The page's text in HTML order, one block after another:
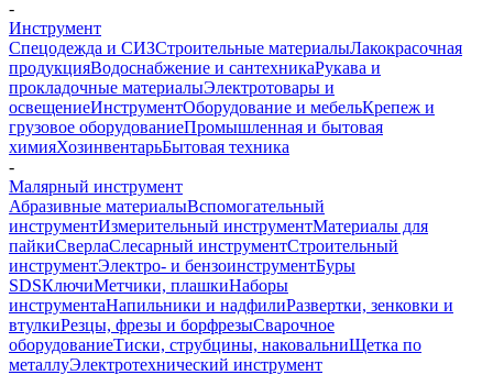
-
Инструмент
Спецодежда и СИЗСтроительные материалыЛакокрасочная
продукцияВодоснабжение и сантехникаРукава и
прокладочные материалыЭлектротовары и
освещениеИнструментОборудование и мебельКрепеж и
грузовое оборудованиеПромышленная и бытовая
химияХозинвентарьБытовая техника
-
Малярный инструмент
Абразивные материалыВспомогательный
инструментИзмерительный инструментМатериалы для
пайкиСверлаСлесарный инструментСтроительный
инструментЭлектро- и бензоинструментБуры
SDSКлючиМетчики, плашкиНаборы
инструментаНапильники и надфилиРазвертки, зенковки и
втулкиРезцы, фрезы и борфрезыСварочное
оборудованиеТиски, струбцины, наковальниЩетка по
металлуЭлектротехнический инструмент